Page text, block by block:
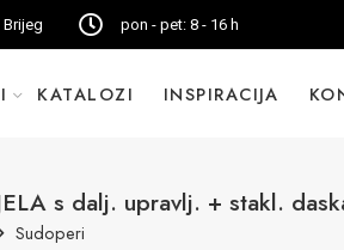
pon - pet: 8 - 16 h
KATALOZI INSPIRACIJA
s dalj. upravlj. + stakl.
Sudoperi